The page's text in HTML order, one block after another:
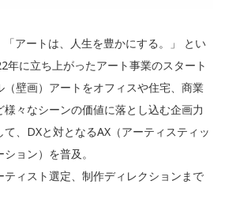
「アートは、人生を豊かにする。」 とい
年に立ち上がったアート事業のスタート
壁画）アートをオフィスや住宅、商業
々なシーンの価値に落とし込む企画力
、DXと対となるAX（アーティスティッ
ョン）を普及。
ィスト選定、制作ディレクションまで